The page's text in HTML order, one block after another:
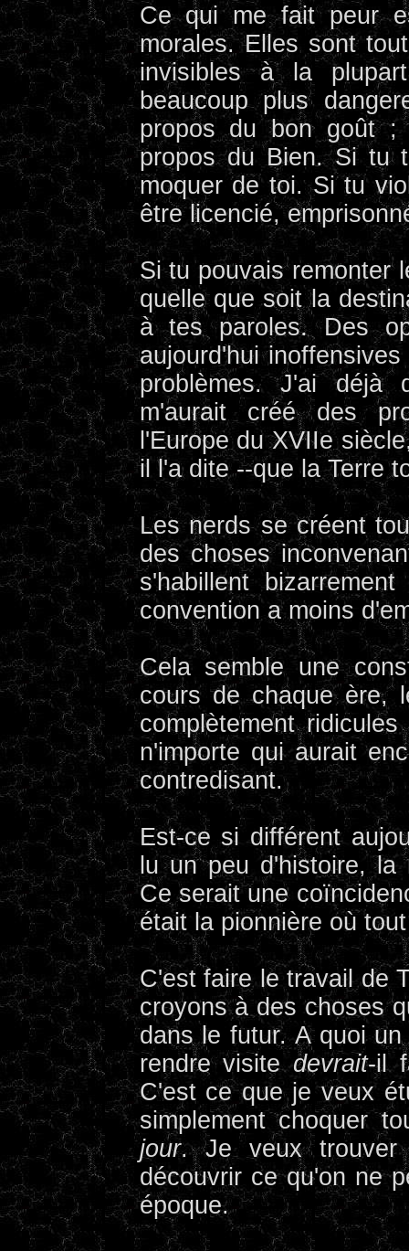
Ce qui me fait peur
morales. Elles sont
invisibles à la
beaucoup plus
propos du bon goût
propos du Bien. Si tu
moquer de toi. Si tu
être licencié,
Si tu pouvais remonter
quelle que soit la
à tes paroles. Des
aujourd'hui
problèmes. J'ai
m'aurait créé des
l'Europe du XVIIe
il l'a dite --que la Terre
Les nerds se créent
des choses
s'habillent
convention a moins
Cela semble une
cours de chaque ère,
complètement
n'importe qui aurait
contredisant.
Est-ce si différent
lu un peu d'histoire, la
Ce serait une
était la pionnière où
C'est faire le travail de
croyons à des choses
dans le futur. A quoi
rendre visitedevrait-il
C'est ce que je veux
simplement choquer
jour. Je veux trouver
découvrir ce qu'on ne
époque.